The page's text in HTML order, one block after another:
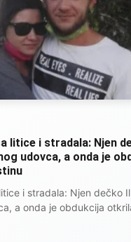
litice i stradala: Njen
udovca, a onda je
i stradala: Njen dečko
a onda je obdukcija